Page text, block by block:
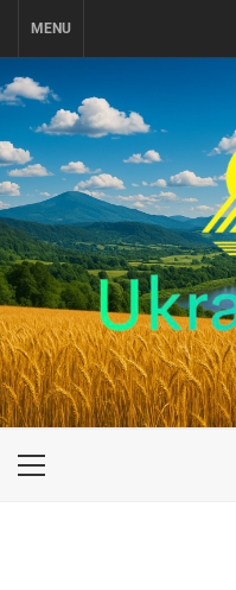
MENU
UKRAINE-
ПУТЕШЕСТВИЕ ПО
Primary